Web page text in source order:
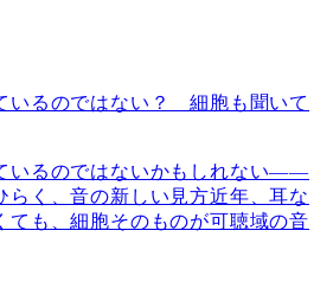
いるのではない？ 細胞も聞いて
いるのではないかもしれない――
らく、音の新しい見方近年、耳な
ても、細胞そのものが可聴域の音